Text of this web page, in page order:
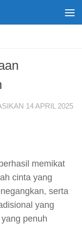
14 APRIL 2025
memikat
cinta yang
serta
yang
penuh